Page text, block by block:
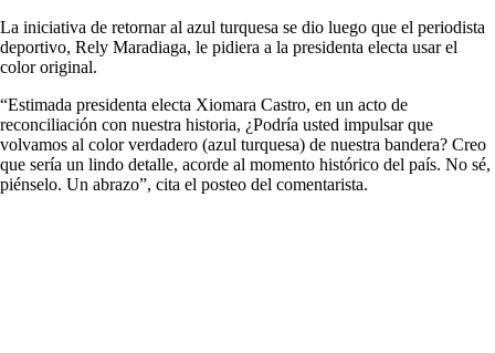
La iniciativa de retornar al azul turquesa se dio luego que el periodista
deportivo, Rely Maradiaga, le pidiera a la presidenta electa usar el
color original.
“Estimada presidenta electa Xiomara Castro, en un acto de
reconciliación con nuestra historia, ¿Podría usted impulsar que
volvamos al color verdadero (azul turquesa) de nuestra bandera? Creo
que sería un lindo detalle, acorde al momento histórico del país. No sé,
piénselo. Un abrazo”, cita el posteo del comentarista.